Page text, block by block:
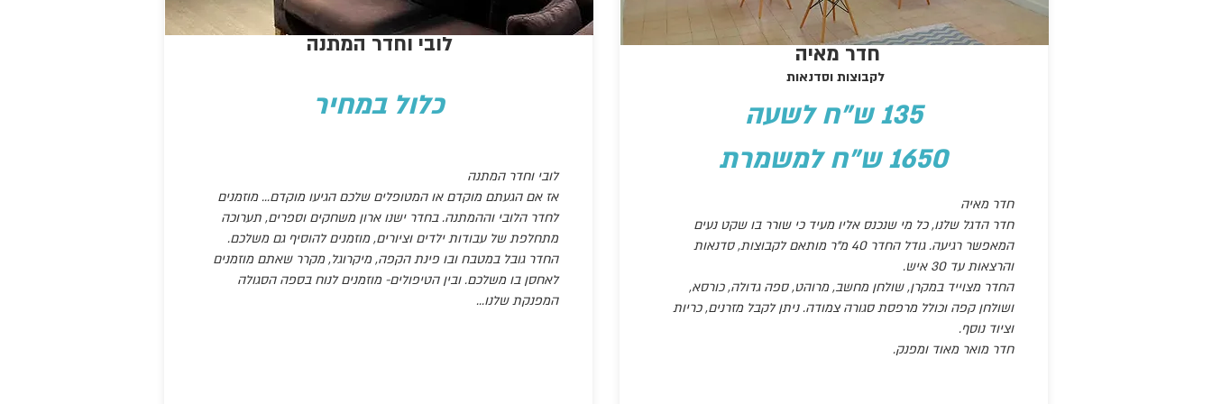
חדר מאיה
לקבוצות וסדנאות
135 ש"ח לשעה
1650 ש"ח למשמרת
חדר מאיה
חדר הדגל שלנו, כל מי שנכנס אליו מעיד כי שורר בו שקט נעים
המאפשר רגיעה. גודל החדר 40 מ"ר מותאם לקבוצות, סדנאות
והרצאות עד 30 איש.
החדר מצוייד במקרן, שולחן מחשב, מרוהט, ספה גדולה, כורסא,
ושולחן קפה וכולל מרפסת סגורה צמודה. ניתן לקבל מזרנים, כריות
וציוד נוסף.
חדר מואר מאוד ומפנק.
לובי וחדר המתנה
כלול במחיר
לובי וחדר המתנה
אז אם הגעתם מוקדם או המטופלים שלכם הגיעו מוקדם... מוזמנים
לחדר הלובי וההמתנה. בחדר ישנו ארון משחקים וספרים, תערוכה
מתחלפת של עבודות ילדים וציורים, מוזמנים להוסיף גם משלכם.
החדר גובל במטבח ובו פינת הקפה, מיקרוגל, מקרר שאתם מוזמנים
לאחסן בו משלכם. ובין הטיפולים- מוזמנים לנוח בספה הסגולה
המפנקת שלנו...